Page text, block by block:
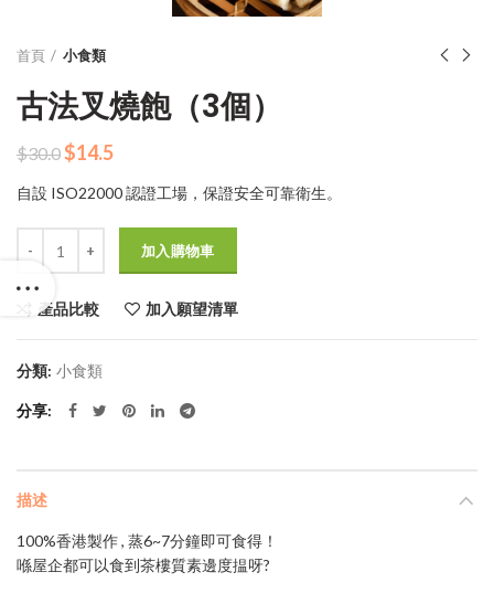
首頁 小食類
古法叉燒飽（3個）
$30.0 原
價
$30.0。
$14.5目
價
$14.5。
自設 ISO22000 認證工場，保證安全可靠衛生。
加入購物車
產品比較 加入願望清單
分類: 小食類
分享
描述
100%香港製作 , 蒸6~7分鐘即可食得！
喺屋企都可以食到茶樓質素邊度揾呀?